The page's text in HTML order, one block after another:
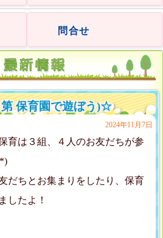
問合せ
保育園で遊ぼう)☆
2024年11月7日
育は３組、４人のお友だちが参
だちとお集まりをしたり、保育
したよ！